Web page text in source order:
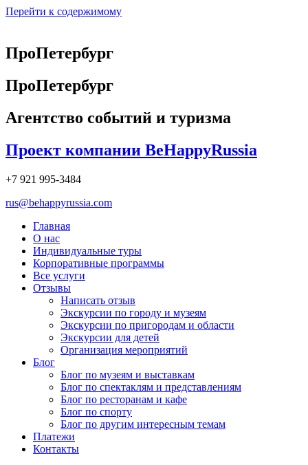
Перейти к содержимому
ПроПетербург
ПроПетербург
Агентство событий и туризма
Проект компании BeHappyRussia
+7 921 995-3484
rus@behappyrussia.com
Главная
О нас
Индивидуальные туры
Корпоративные программы
Все услуги
Отзывы
Написать отзыв
Экскурсии по городу и музеям
Экскурсии по пригородам и области
Экскурсии для детей
Организация мероприятий
Блог
Блог по музеям и выставкам
Блог по спектаклям и представлениям
Блог по ресторанам и кафе
Блог по спорту
Блог по другим интересным темам
Платежи
Контакты